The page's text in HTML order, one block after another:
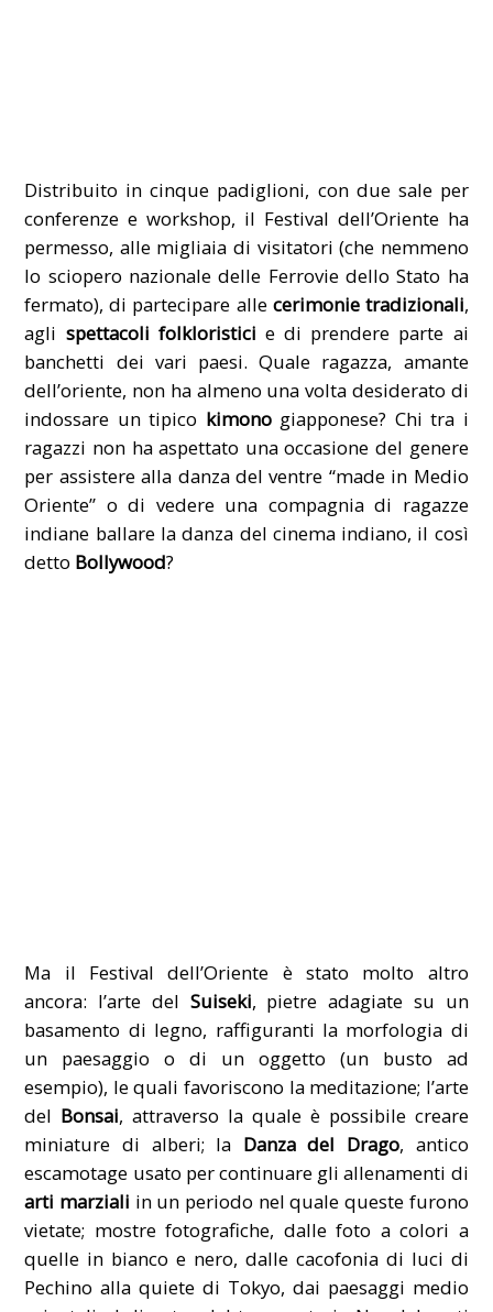
Distribuito in cinque padiglioni, con due sale per
conferenze e workshop, il Festival dell’Oriente ha
permesso, alle migliaia di visitatori (che nemmeno
lo sciopero nazionale delle Ferrovie dello Stato ha
fermato), di partecipare alle cerimonie tradizionali,
agli spettacoli folkloristici e di prendere parte ai
banchetti dei vari paesi. Quale ragazza, amante
dell’oriente, non ha almeno una volta desiderato di
indossare un tipico kimonogiapponese? Chi tra i
ragazzi non ha aspettato una occasione del genere
per assistere alla danza del ventre “made in Medio
Oriente” o di vedere una compagnia di ragazze
indiane ballare la danza del cinema indiano, il così
detto Bollywood?
Ma il Festival dell’Oriente è stato molto altro
ancora: l’arte del Suiseki, pietre adagiate su un
basamento di legno, raffiguranti la morfologia di
un paesaggio o di un oggetto (un busto ad
esempio), le quali favoriscono la meditazione; l’arte
del Bonsai, attraverso la quale è possibile creare
miniature di alberi; la Danza del Drago, antico
escamotage usato per continuare gli allenamenti di
arti marziali in un periodo nel quale queste furono
vietate; mostre fotografiche, dalle foto a colori a
quelle in bianco e nero, dalle cacofonia di luci di
Pechino alla quiete di Tokyo, dai paesaggi medio